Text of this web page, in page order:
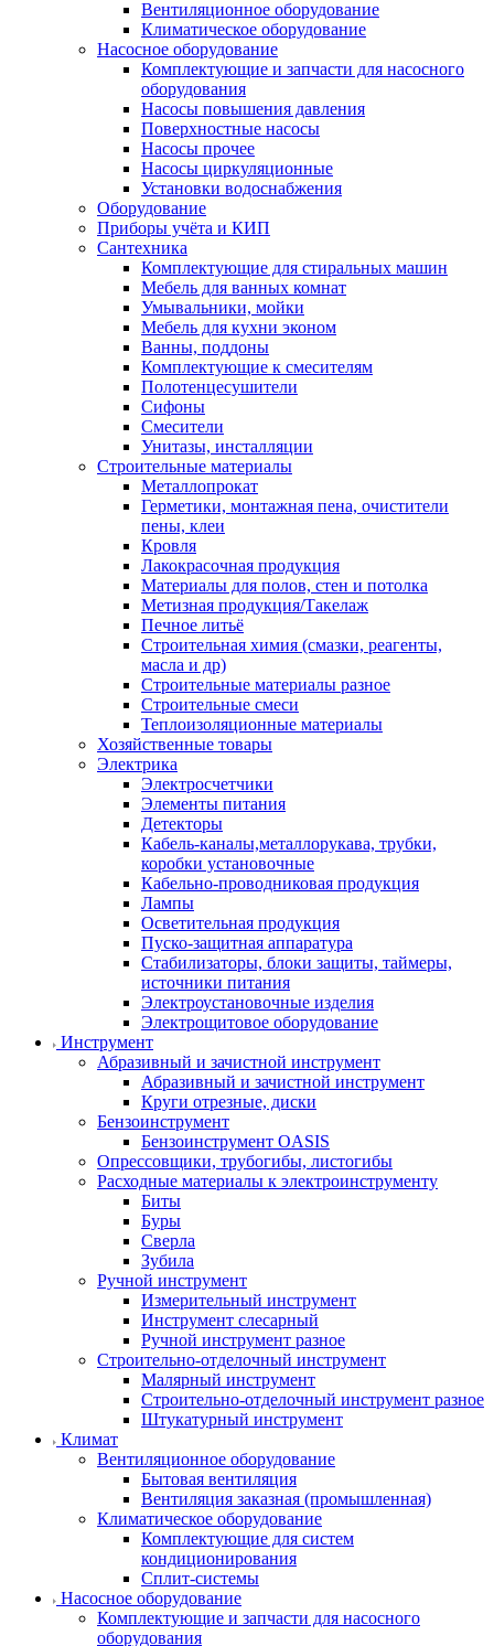
Вентиляционное оборудование
Климатическое оборудование
Насосное оборудование
Комплектующие и запчасти для насосного
оборудования
Насосы повышения давления
Поверхностные насосы
Насосы прочее
Насосы циркуляционные
Установки водоснабжения
Оборудование
Приборы учёта и КИП
Сантехника
Комплектующие для стиральных машин
Мебель для ванных комнат
Умывальники, мойки
Мебель для кухни эконом
Ванны, поддоны
Комплектующие к смесителям
Полотенцесушители
Сифоны
Смесители
Унитазы, инсталляции
Строительные материалы
Металлопрокат
Герметики, монтажная пена, очистители
пены, клеи
Кровля
Лакокрасочная продукция
Материалы для полов, стен и потолка
Метизная продукция/Такелаж
Печное литьё
Строительная химия (смазки, реагенты,
масла и др)
Строительные материалы разное
Строительные смеси
Теплоизоляционные материалы
Хозяйственные товары
Электрика
Электросчетчики
Элементы питания
Детекторы
Кабель-каналы,металлорукава, трубки,
коробки установочные
Кабельно-проводниковая продукция
Лампы
Осветительная продукция
Пуско-защитная аппаратура
Стабилизаторы, блоки защиты, таймеры,
источники питания
Электроустановочные изделия
Электрощитовое оборудование
Инструмент
Абразивный и зачистной инструмент
Абразивный и зачистной инструмент
Круги отрезные, диски
Бензоинструмент
Бензоинструмент OASIS
Опрессовщики, трубогибы, листогибы
Расходные материалы к электроинструменту
Биты
Буры
Сверла
Зубила
Ручной инструмент
Измерительный инструмент
Инструмент слесарный
Ручной инструмент разное
Строительно-отделочный инструмент
Малярный инструмент
Строительно-отделочный инструмент разное
Штукатурный инструмент
Климат
Вентиляционное оборудование
Бытовая вентиляция
Вентиляция заказная (промышленная)
Климатическое оборудование
Комплектующие для систем
кондиционирования
Сплит-системы
Насосное оборудование
Комплектующие и запчасти для насосного
оборудования